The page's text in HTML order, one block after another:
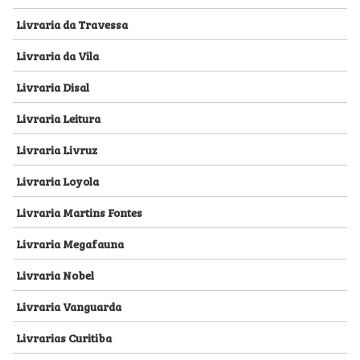
Livraria da Travessa
Livraria da Vila
Livraria Disal
Livraria Leitura
Livraria Livruz
Livraria Loyola
Livraria Martins Fontes
Livraria Megafauna
Livraria Nobel
Livraria Vanguarda
Livrarias Curitiba